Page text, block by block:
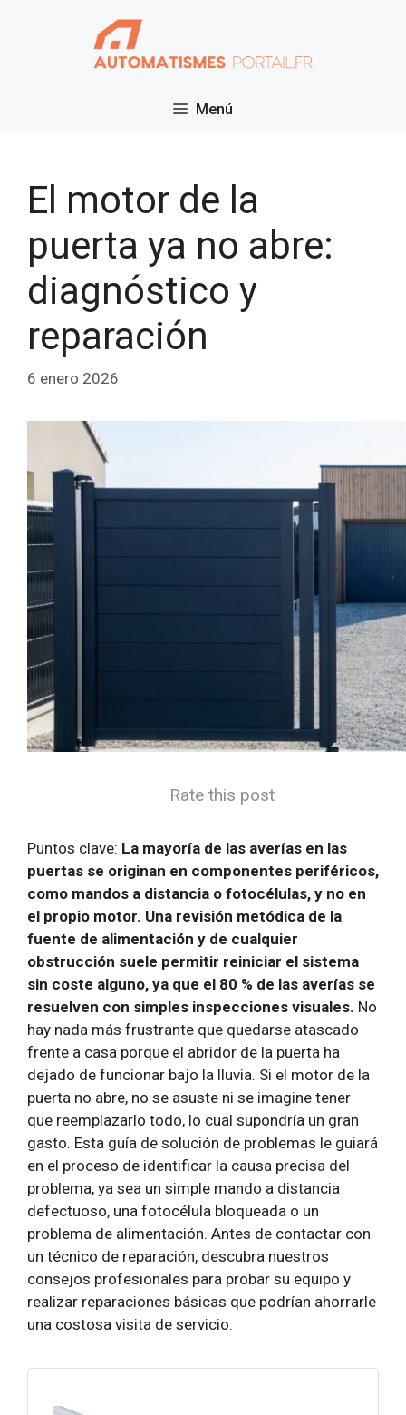
Menú
El motor de la
puerta ya no abre:
diagnóstico y
reparación
6 enero 2026
Rate this post
Puntos clave: La mayoría de las averías en las
puertas se originan en componentes periféricos,
como mandos a distancia o fotocélulas, y no en
el propio motor. Una revisión metódica de la
fuente de alimentación y de cualquier
obstrucción suele permitir reiniciar el sistema
sin coste alguno, ya que el 80 % de las averías se
resuelven con simples inspecciones visuales. No
hay nada más frustrante que quedarse atascado
frente a casa porque el abridor de la puerta ha
dejado de funcionar bajo la lluvia. Si el motor de la
puerta no abre, no se asuste ni se imagine tener
que reemplazarlo todo, lo cual supondría un gran
gasto. Esta guía de solución de problemas le guiará
en el proceso de identificar la causa precisa del
problema, ya sea un simple mando a distancia
defectuoso, una fotocélula bloqueada o un
problema de alimentación. Antes de contactar con
un técnico de reparación, descubra nuestros
consejos profesionales para probar su equipo y
realizar reparaciones básicas que podrían ahorrarle
una costosa visita de servicio.